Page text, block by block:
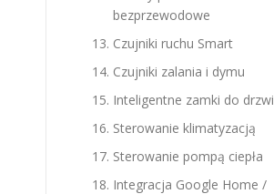
bezprzewodowe
Czujniki ruchu Smart
Czujniki zalania i dymu
Inteligentne zamki do drzwi
Sterowanie klimatyzacją
Sterowanie pompą ciepła
Integracja Google Home /